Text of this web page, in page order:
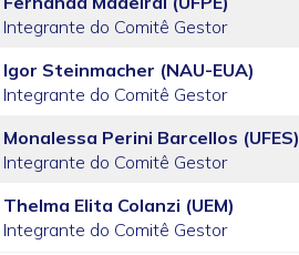
Integrante do Comitê Gestor
Igor Steinmacher (NAU-EUA)
Integrante do Comitê Gestor
Monalessa Perini Barcellos (UFES)
Integrante do Comitê Gestor
Thelma Elita Colanzi (UEM)
Integrante do Comitê Gestor